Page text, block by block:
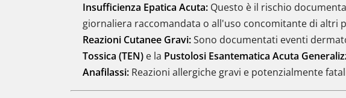
Insufficienza Epatica Acuta: Questo è il rischio
giornaliera raccomandata o all'uso concomitante di
Reazioni Cutanee Gravi:Sono documentati eventi
Tossica (TEN) e la Pustolosi Esantematica Acuta
Anafilassi: Reazioni allergiche gravi e potenzialmente